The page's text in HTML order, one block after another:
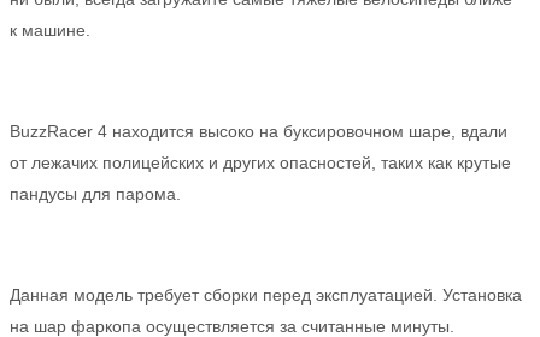
к машине.
BuzzRacer 4 находится высоко на буксировочном шаре, вдали
от лежачих полицейских и других опасностей, таких как крутые
пандусы для парома.
Данная модель требует сборки перед эксплуатацией. Установка
на шар фаркопа осуществляется за считанные минуты.